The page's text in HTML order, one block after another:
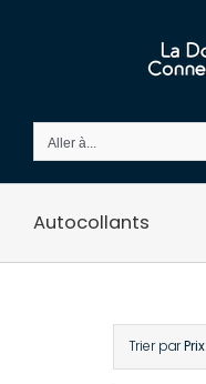
Aller à...
Autocollants
Trier parPrix